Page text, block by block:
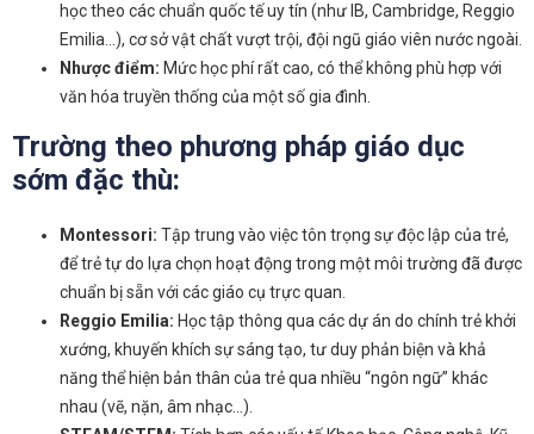
học theo các chuẩn quốc tế uy tín (như IB, Cambridge, Reggio
Emilia…), cơ sở vật chất vượt trội, đội ngũ giáo viên nước ngoài.
Nhược điểm: Mức học phí rất cao, có thể không phù hợp với
văn hóa truyền thống của một số gia đình.
Trường theo phương pháp giáo dục
sớm đặc thù:
Montessori: Tập trung vào việc tôn trọng sự độc lập của trẻ,
để trẻ tự do lựa chọn hoạt động trong một môi trường đã được
chuẩn bị sẵn với các giáo cụ trực quan.
Reggio Emilia: Học tập thông qua các dự án do chính trẻ khởi
xướng, khuyến khích sự sáng tạo, tư duy phản biện và khả
năng thể hiện bản thân của trẻ qua nhiều “ngôn ngữ” khác
nhau (vẽ, nặn, âm nhạc…).